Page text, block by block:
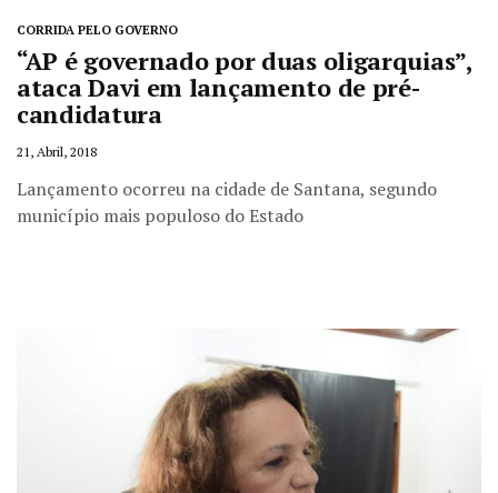
CORRIDA PELO GOVERNO
“AP é governado por duas oligarquias”,
ataca Davi em lançamento de pré-
candidatura
21, Abril, 2018
Lançamento ocorreu na cidade de Santana, segundo
município mais populoso do Estado